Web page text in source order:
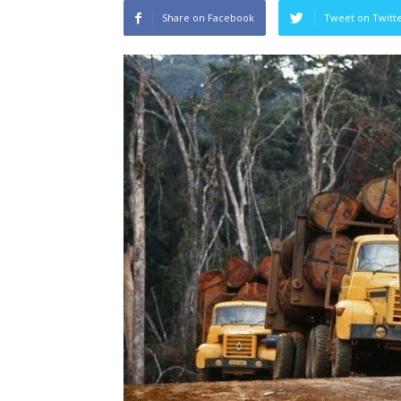
Share on Facebook Tweet on